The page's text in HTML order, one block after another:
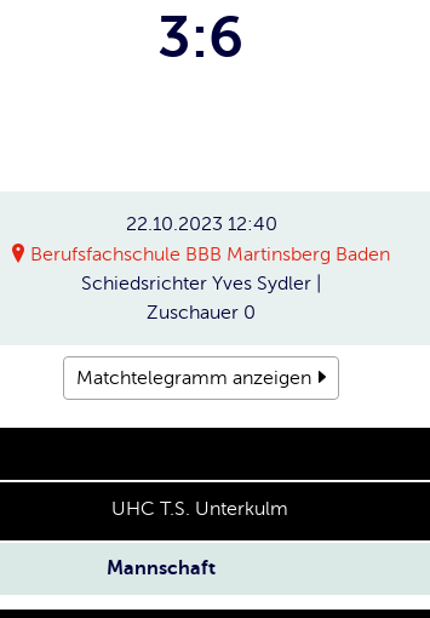
3:6
22.10.2023 12:40
Berufsfachschule BBB Martinsberg Baden
Schiedsrichter Yves Sydler |
Zuschauer 0
Matchtelegramm anzeigen
UHC T.S. Unterkulm
Mannschaft